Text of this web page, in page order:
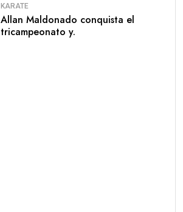
KARATE
Allan Maldonado conquista el
tricampeonato y.